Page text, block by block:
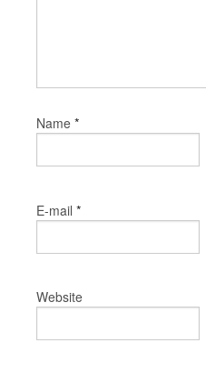
Name *
E-mail *
Website